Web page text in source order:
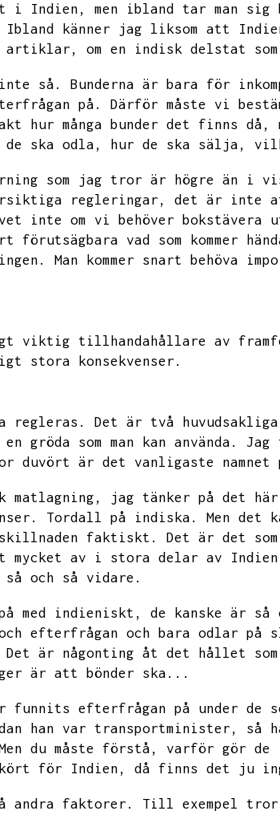
i Indien, men ibland tar man sig
Ibland känner jag liksom att
artiklar,
om en indisk delstat
så. Bunderna är bara för
på.
Därför måste vi
hur många bunder det finns då,
de ska odla, hur de ska sälja,
som jag tror är högre än i
regleringar,
det är inte
inte om vi behöver bokstävera
förutsägbara vad som kommer
Man kommer snart behöva
viktig tillhandahållare av
stora konsekvenser.
regleras. Det är två
gröda som man kan använda.
Jag
duvört är det vanligaste namnet
matlagning, jag tänker på det
Tordall på indiska.
Men det
faktiskt.
Det är det
mycket av i stora delar av
och så vidare.
med indieniskt,
de kanske är
efterfrågan och bara odlar
Det är någonting åt det hållet
är att bönder ska...
efterfrågan på under de
han var transportminister,
så
du måste förstå, varför gör de
för Indien, då finns det ju
andra faktorer.
Till exempel